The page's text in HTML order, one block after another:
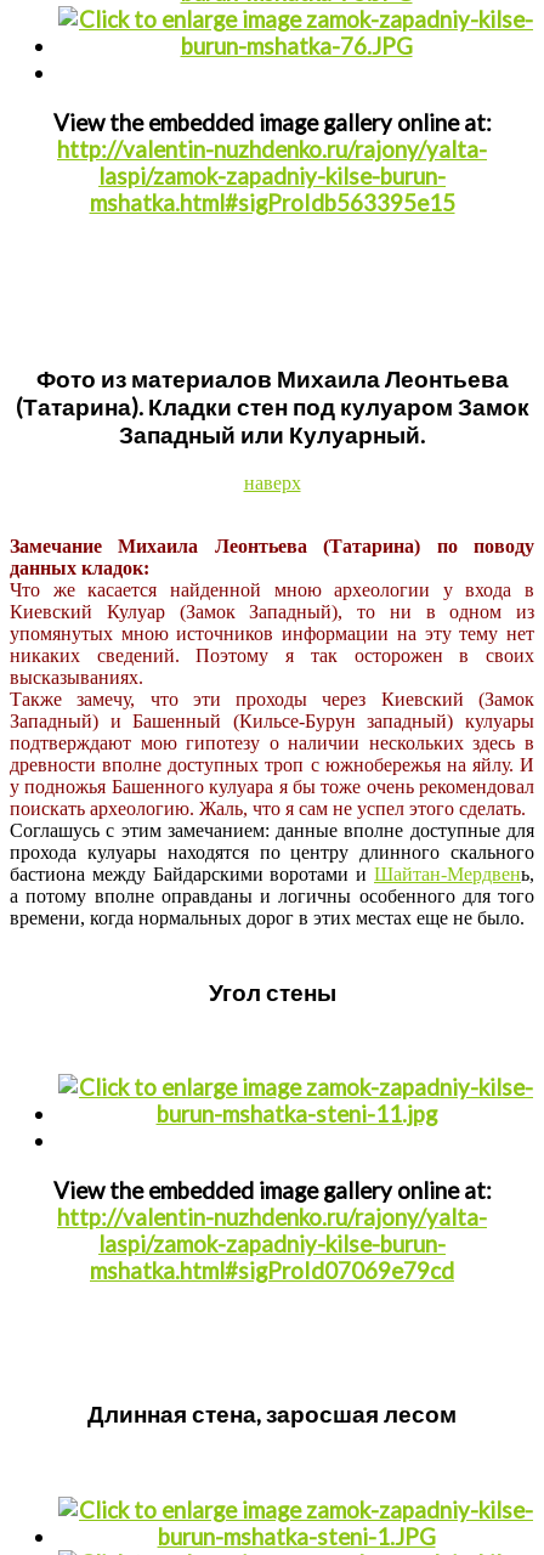
View the embedded image gallery online at:
http://valentin-nuzhdenko.ru/rajony/yalta-
laspi/zamok-zapadniy-kilse-burun-
mshatka.html#sigProIdb563395e15
Фото из материалов Михаила Леонтьева
(Татарина). Кладки стен под кулуаром Замок
Западный или Кулуарный.
наверх
Замечание Михаила Леонтьева (Татарина) по поводу
данных кладок:
Что же касается найденной мною археологии у входа в
Киевский Кулуар (Замок Западный), то ни в одном из
упомянутых мною источников информации на эту тему нет
никаких сведений. Поэтому я так осторожен в своих
высказываниях.
Также замечу, что эти проходы через Киевский (Замок
Западный) и Башенный (Кильсе-Бурун западный) кулуары
подтверждают мою гипотезу о наличии нескольких здесь в
древности вполне доступных троп с южнобережья на яйлу. И
у подножья Башенного кулуара я бы тоже очень рекомендовал
поискать археологию. Жаль, что я сам не успел этого сделать.
Соглашусь с этим замечанием: данные вполне доступные для
прохода кулуары находятся по центру длинного скального
бастиона между Байдарскими воротами и Шайтан-Мердвень,
а потому вполне оправданы и логичны особенного для того
времени, когда нормальных дорог в этих местах еще не было.
Угол стены
View the embedded image gallery online at:
http://valentin-nuzhdenko.ru/rajony/yalta-
laspi/zamok-zapadniy-kilse-burun-
mshatka.html#sigProId07069e79cd
Длинная стена, заросшая лесом